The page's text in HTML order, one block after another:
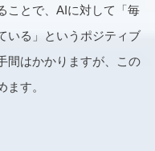
ことで、AIに対して「毎
いる」というポジティブ
間はかかりますが、この
す。